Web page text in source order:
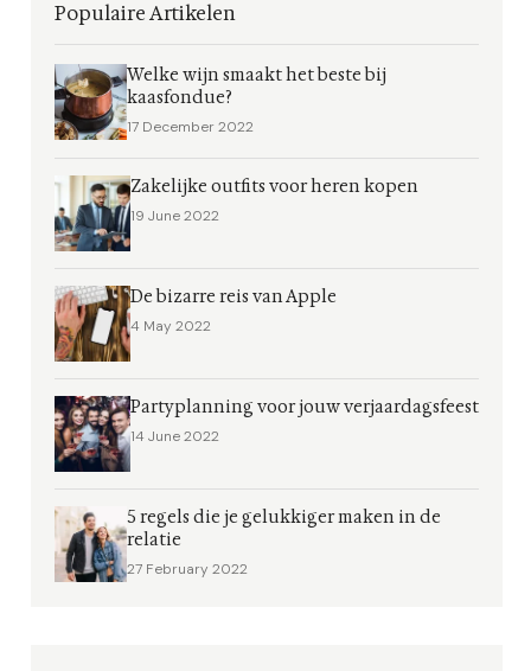
Populaire Artikelen
Welke wijn smaakt het beste bij
kaasfondue?
17 December 2022
Zakelijke outfits voor heren kopen
19 June 2022
De bizarre reis van Apple
4 May 2022
Partyplanning voor jouw verjaardagsfeest
14 June 2022
5 regels die je gelukkiger maken in de
relatie
27 February 2022